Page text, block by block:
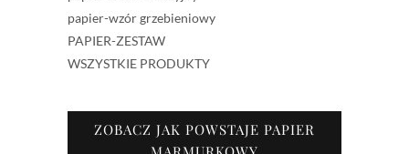
papier-wzór grzebieniowy
PAPIER-ZESTAW
WSZYSTKIE PRODUKTY
ZOBACZ JAK POWSTAJE PAPIER